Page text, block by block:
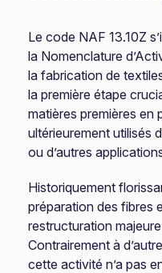
Le code NAF 13.10Z
la Nomenclature
la fabrication de
la première étape
matières premières en
ultérieurement utilisés
ou d’autres
Historiquement
préparation des fibres
restructuration
Contrairement à
cette activité n’a pas